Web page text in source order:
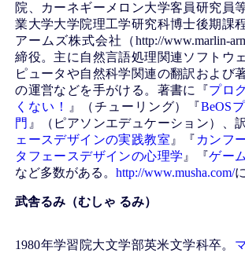
院、カーネギーメロン大学客員研究員
業大学大学院理工学研究科博士後期課
アームズ株式会社（http://www.marlin-
締役。主に自然言語処理関連ソフトウ
ピュータや自然科学関連の翻訳および
の運営などを手がける。著書に『プロ
くない！
』（チューリング）『BeOS
門 』（ピアソンエデュケーション）、
ェースデザインの実践教室 』『 カンフ
タフェースデザインの心理学 』『ゲー
など多数がある。http://www.musha.com/
武舎るみ（むしゃ るみ）
1980年学習院大文学部英米文学科卒。